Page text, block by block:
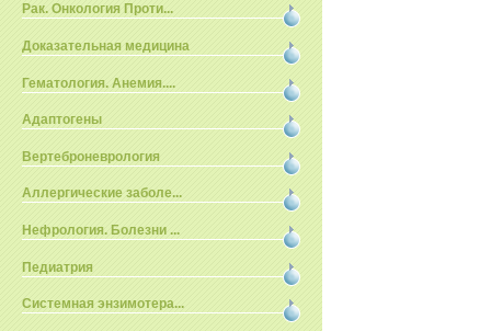
Рак. Онкология Проти...
Доказательная медицина
Гематология. Анемия....
Адаптогены
Вертеброневрология
Аллергические заболе...
Нефрология. Болезни ...
Педиатрия
Системная энзимотера...